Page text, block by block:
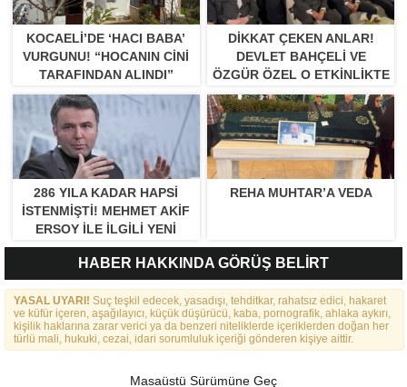
KOCAELI’DE ‘HACI BABA’
VURGUNU! “HOCANIN CINI
TARAFINDAN ALINDI”
DIKKAT ÇEKEN ANLAR!
DEVLET BAHÇELI VE
ÖZGÜR ÖZEL O ETKINLIKTE
BIR ARAYA GELDILER
286 YILA KADAR HAPSI
ISTENMIŞTI! MEHMET AKIF
ERSOY ILE ILGILI YENI
GELIŞME
REHA MUHTAR’A VEDA
HABER HAKKINDA GÖRÜŞ BELİRT
YASAL UYARI! Suç teşkil edecek, yasadışı, tehditkar, rahatsız edici, hakaret
ve küfür içeren, aşağılayıcı, küçük düşürücü, kaba, pornografik, ahlaka aykırı,
kişilik haklarına zarar verici ya da benzeri niteliklerde içeriklerden doğan her
türlü mali, hukuki, cezai, idari sorumluluk içeriği gönderen kişiye aittir.
Masaüstü Sürümüne Geç